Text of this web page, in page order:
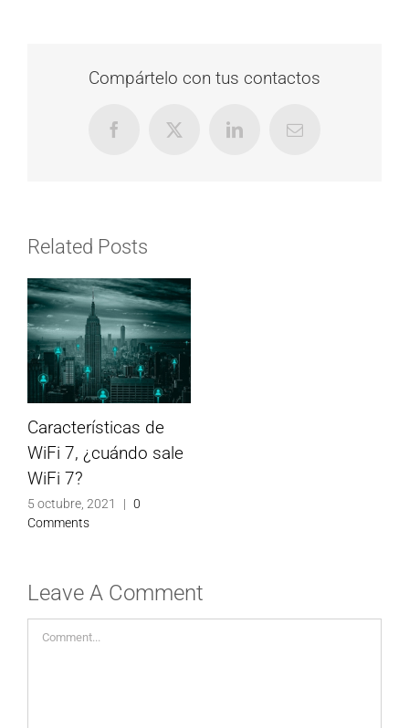
Compártelo con tus contactos
FacebookX LinkedInEmail
Related Posts
Características de
WiFi 7, ¿cuándo sale
WiFi 7?
5 octubre, 2021 | 0
Comments
Leave A Comment
Comment